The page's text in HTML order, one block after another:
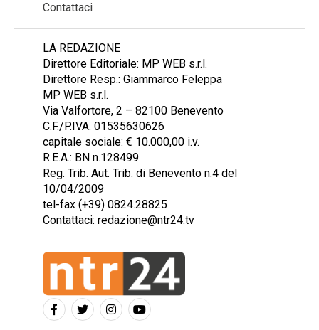
Contattaci
LA REDAZIONE
Direttore Editoriale: MP WEB s.r.l.
Direttore Resp.: Giammarco Feleppa
MP WEB s.r.l.
Via Valfortore, 2 – 82100 Benevento
C.F./P.IVA: 01535630626
capitale sociale: € 10.000,00 i.v.
R.E.A.: BN n.128499
Reg. Trib. Aut. Trib. di Benevento n.4 del
10/04/2009
tel-fax (+39) 0824.28825
Contattaci: redazione@ntr24.tv